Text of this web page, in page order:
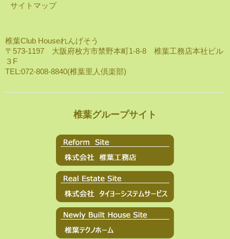
サイトマップ
椎葉Club Houseれんげそう
〒573-1197 大阪府枚方市禁野本町1-8-8 椎葉工務店本社ビル
３F
TEL:072-808-8840(椎葉里人倶楽部)
椎葉グループサイト